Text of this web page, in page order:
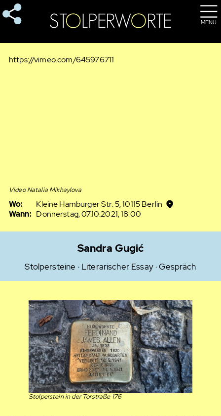
MENU
https://vimeo.com/645976711
Video Natalia Mikhaylova
Wo:
Kleine Hamburger Str. 5, 10115 Berlin
Wann: Donnerstag, 07.10.2021, 18:00
Sandra Gugić
Stolpersteine · Literarischer Essay · Gespräch
Stolperstein in der Torstraße 176